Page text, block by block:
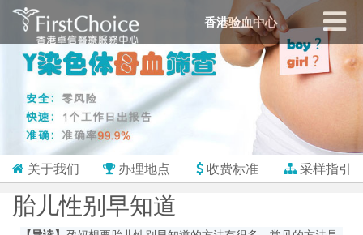
香港验血中心
关于我们 办理地点 收费标准 采样指引
胎儿性别早知道